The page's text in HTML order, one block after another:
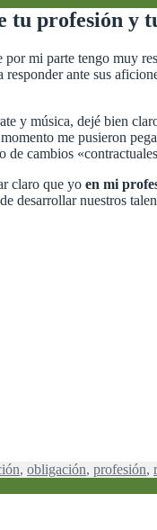
profesión y
mi parte tengo muy
ante sus
y música, dejé bien
me pusieron
de cambios
claro que yo en mi
desarrollar nuestros
, obligación, profesión,